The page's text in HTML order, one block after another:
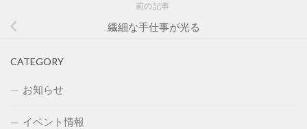
前の記事
繊細な手仕事が光る
CATEGORY
お知らせ
イベント情報